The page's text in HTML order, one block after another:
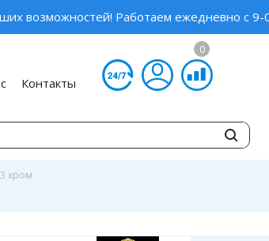
возможностей! Работаем ежедневно с
Контакты
0
хром